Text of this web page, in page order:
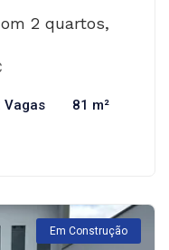
2 quartos,
Vagas 81 m²
Em Construção